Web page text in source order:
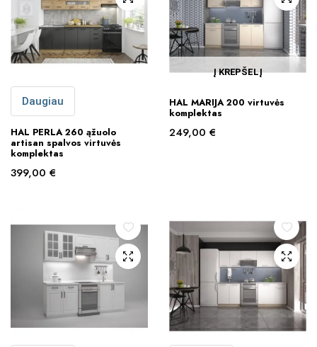
Daugiau
HAL PERLA 260 ąžuolo
artisan spalvos virtuvės
komplektas
399,00 €
Į KREPŠELĮ
HAL MARIJA 200 virtuvės
komplektas
249,00 €